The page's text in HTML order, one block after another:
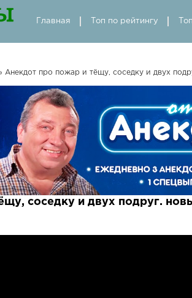
Главная Топ по рейтингу
Анекдот про пожар и тёщу, соседку и двух
соседку и двух подруг.